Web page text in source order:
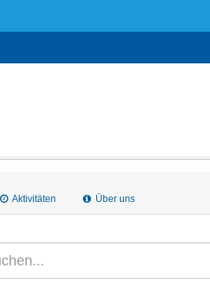
Aktivitäten Über uns